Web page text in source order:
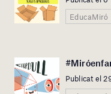
EducaMiró
Publicat el